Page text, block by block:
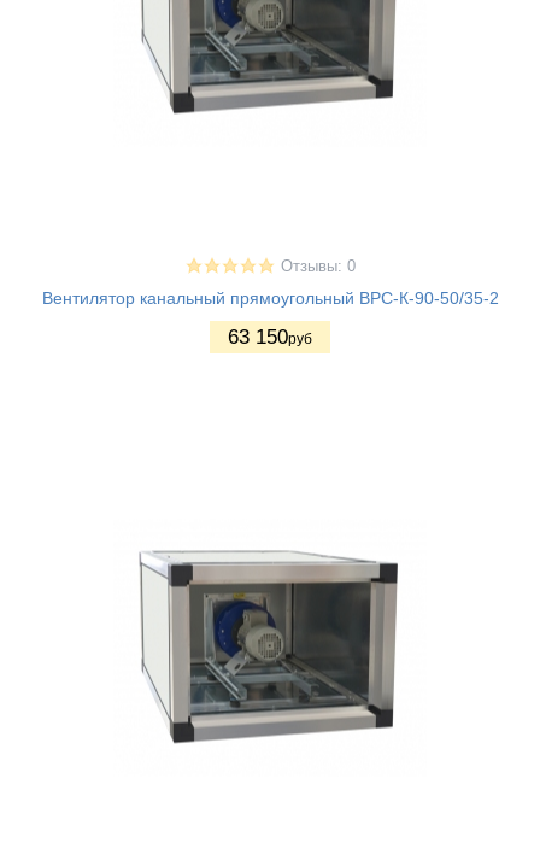
Отзывы: 0
Вентилятор канальный прямоугольный ВРС-К-90-50/35-2
63 150руб